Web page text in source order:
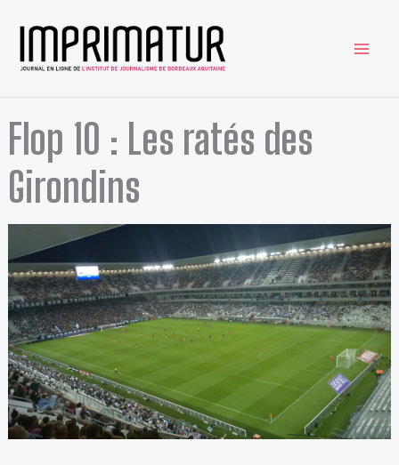
Flop 10 : Les ratés des
Girondins